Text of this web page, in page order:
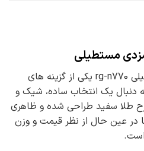
مستطیلی
حلقه ست نقره نامزدی مستطیلی rg-n770 یکی از گزینه های
دنبال یک انتخاب ساده، شیک و
طلا سفید طراحی شده و ظاهری
در عین حال از نظر قیمت و وزن